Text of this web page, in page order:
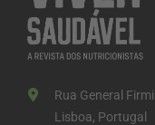
Rua General
Lisboa, Portugal